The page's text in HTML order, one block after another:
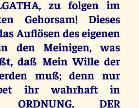
zu folgen im
Gehorsam! Dieses
Auflösen des eigenen
den Meinigen, was
daß Mein Wille der
muß; denn nur
ihr wahrhaft in
ORDNUNG, DER